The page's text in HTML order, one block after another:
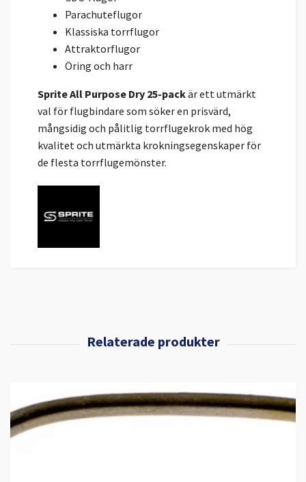
Parachuteflugor
Klassiska torrflugor
Attraktorflugor
Öring och harr
Sprite All Purpose Dry 25-packär ett utmärkt
val för flugbindare som söker en prisvärd,
mångsidig och pålitlig torrflugekrok med hög
kvalitet och utmärkta krokningsegenskaper för
de flesta torrflugemönster.